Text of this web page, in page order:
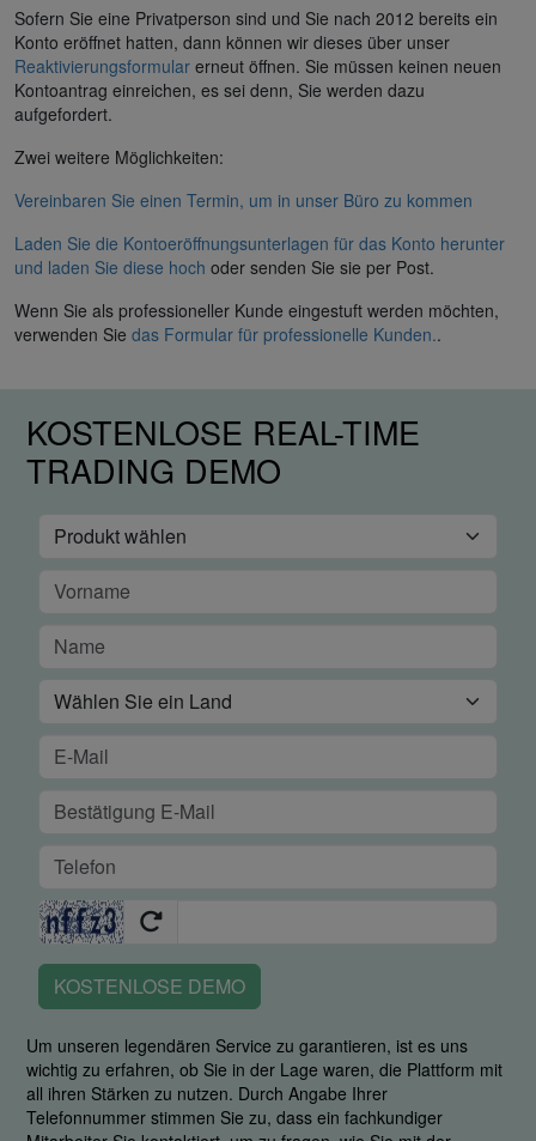
Sofern Sie eine Privatperson sind und Sie nach 2012 bereits ein
Konto eröffnet hatten, dann können wir dieses über unser
Reaktivierungsformular erneut öffnen. Sie müssen keinen neuen
Kontoantrag einreichen, es sei denn, Sie werden dazu
aufgefordert.
Zwei weitere Möglichkeiten:
Vereinbaren Sie einen Termin, um in unser Büro zu kommen
Laden Sie die Kontoeröffnungsunterlagen für das Konto herunter
und laden Sie diese hoch oder senden Sie sie per Post.
Wenn Sie als professioneller Kunde eingestuft werden möchten,
verwenden Sie das Formular für professionelle Kunden..
KOSTENLOSE REAL-TIME
TRADING DEMO
KOSTENLOSE DEMO
Um unseren legendären Service zu garantieren, ist es uns
wichtig zu erfahren, ob Sie in der Lage waren, die Plattform mit
all ihren Stärken zu nutzen. Durch Angabe Ihrer
Telefonnummer stimmen Sie zu, dass ein fachkundiger